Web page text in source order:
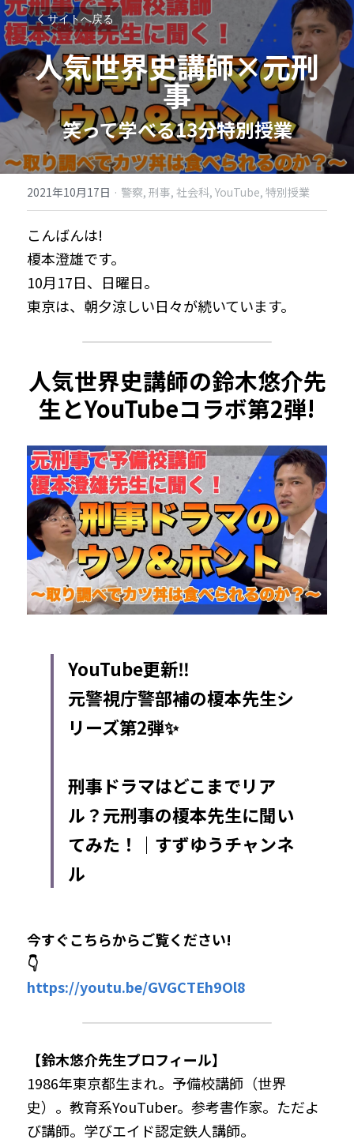
サイトへ戻る
人気世界史講師×元刑
事
笑って学べる13分特別授業
2021年10月17日 · 警察, 刑事, 社会科, YouTube, 特別授業
こんばんは!
榎本澄雄です。
10月17日、日曜日。
東京は、朝夕涼しい日々が続いています。
人気世界史講師の鈴木悠介先
生とYouTubeコラボ第2弾!
YouTube更新‼️
元警視庁警部補の榎本先生シ
リーズ第2弾✨
刑事ドラマはどこまでリア
ル？元刑事の榎本先生に聞い
てみた！｜すずゆうチャンネ
ル
今すぐこちらからご覧ください!
👇
https://youtu.be/GVGCTEh9Ol8​​
【鈴木悠介先生プロフィール】
1986年東京都生まれ。予備校講師（世界
史）。教育系YouTuber。参考書作家。ただよ
び講師。学びエイド認定鉄人講師。